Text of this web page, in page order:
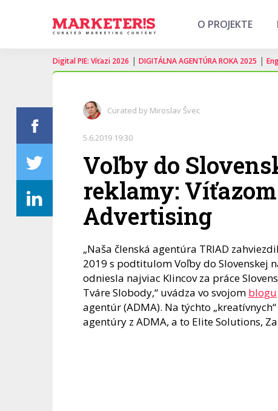
O PROJEKTE
Digital PIE: Víťazi 2026 | DIGITÁLNA AGENTÚRA ROKA 2025 |
Curated by Miroslav Švec
5.6.2019 19:30
Voľby do
reklamy:
Advertising
„Naša členská agentúra TRIAD
2019 s podtitulom Voľby do Slovenskej
odniesla najviac Klincov za práce
Tváre Slobody,“ uvádza vo svojom blogu
agentúr (ADMA). Na týchto
agentúry z ADMA, a to Elite Solutions,